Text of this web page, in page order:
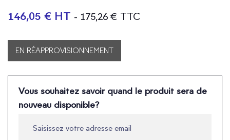
146,05 € HT - 175,26 € TTC
EN RÉAPPROVISIONNEMENT
Vous souhaitez savoir quand le produit sera de
nouveau disponible?